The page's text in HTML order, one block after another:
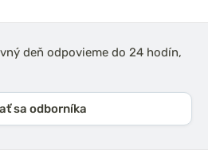
deň odpovieme do 24 hodín,
sa odborníka